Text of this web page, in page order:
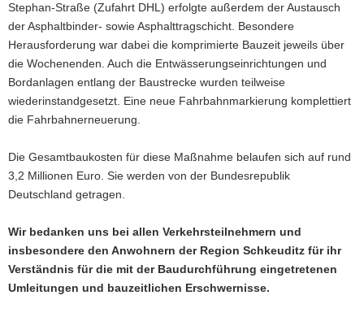
Stephan-Straße (Zufahrt DHL) erfolgte außerdem der Austausch
der Asphaltbinder- sowie Asphalttragschicht. Besondere
Herausforderung war dabei die komprimierte Bauzeit jeweils über
die Wochenenden. Auch die Entwässerungseinrichtungen und
Bordanlagen entlang der Baustrecke wurden teilweise
wiederinstandgesetzt. Eine neue Fahrbahnmarkierung komplettiert
die Fahrbahnerneuerung.
Die Gesamtbaukosten für diese Maßnahme belaufen sich auf rund
3,2 Millionen Euro. Sie werden von der Bundesrepublik
Deutschland getragen.
Wir bedanken uns bei allen Verkehrsteilnehmern und
insbesondere den Anwohnern der Region Schkeuditz für ihr
Verständnis für die mit der Baudurchführung eingetretenen
Umleitungen und bauzeitlichen Erschwernisse.